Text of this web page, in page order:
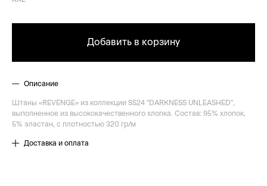
Добавить в корзину
Описание
Штаны «REVENGE» из коллекции SS24 "DARKNESS UNLEASHED",
выполненное из высококачественного хлопка. Состав: 95% хлопок,
5% эластан, с плотностью 320 гр/м
Доставка и оплата